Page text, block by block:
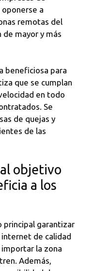
a
remotas del
de mayor y más
beneficiosa para
que se cumplan
en todo
Se
de quejas y
de las
objetivo
a los
principal garantizar
de calidad
la zona
Además,